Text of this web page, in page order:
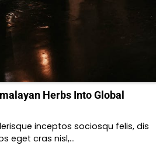
Herbs Into Global
inceptos sociosqu felis, dis
eget cras nisl,…